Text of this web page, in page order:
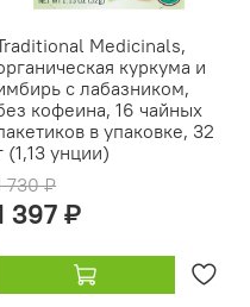
Medicinals,
куркума и
с лабазником,
кофеина, 16 чайных
в упаковке, 32
(1,13 унции)
730 ₽
397 ₽